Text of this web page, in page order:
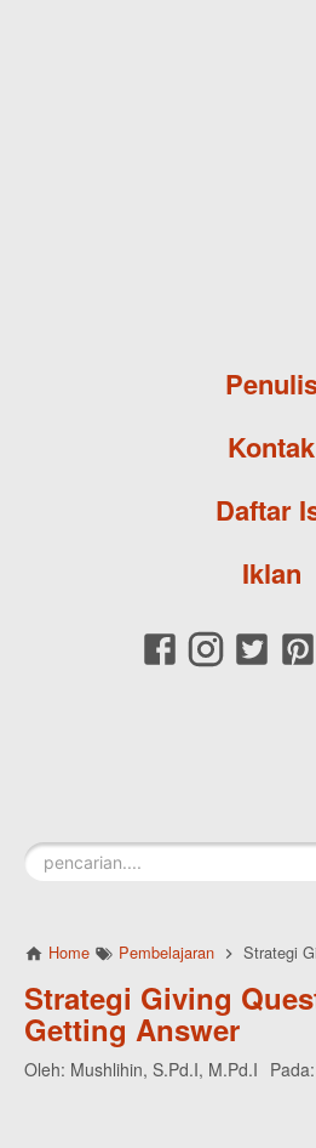
Kontak
Daftar
Iklan
Home Pembelajaran Strategi
Strategi Giving
Getting Answer
Oleh: Mushlihin, S.Pd.I, M.Pd.I Pada: